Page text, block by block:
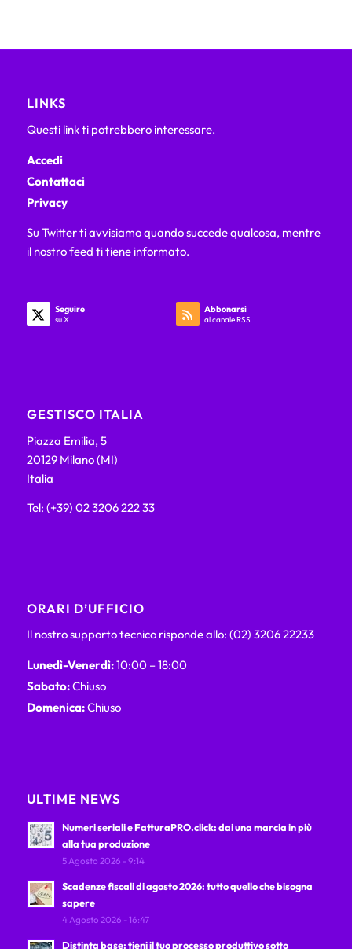
LINKS
Questi link ti potrebbero interessare.
Accedi
Contattaci
Privacy
Su Twitter ti avvisiamo quando succede qualcosa, mentre
il nostro feed ti tiene informato.
Seguire
su X
Abbonarsi
al canale RSS
GESTISCO ITALIA
Piazza Emilia, 5
20129 Milano (MI)
Italia
Tel: (+39) 02 3206 222 33
ORARI D’UFFICIO
Il nostro supporto tecnico risponde allo: (02) 3206 22233
Lunedì-Venerdì:10:00 – 18:00
Sabato:Chiuso
Domenica:Chiuso
ULTIME NEWS
Numeri seriali e FatturaPRO.click: dai una marcia in più
alla tua produzione
5 Agosto 2026 - 9:14
Scadenze fiscali di agosto 2026: tutto quello che bisogna
sapere
4 Agosto 2026 - 16:47
Distinta base: tieni il tuo processo produttivo sotto